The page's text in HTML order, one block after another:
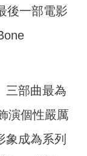
後一部電影
三部曲最為
演個性嚴厲
象成為系列